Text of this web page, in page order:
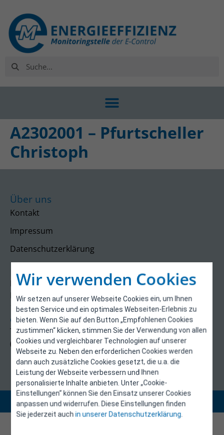
Wir verwenden Cookies
Wir setzen auf unserer Webseite Cookies ein, um Ihnen
besten Service und ein optimales Webseiten-Erlebnis zu
bieten. Wenn Sie auf den Button „Empfohlenen Cookies
zustimmen“ klicken, stimmen Sie der Verwendung von allen
Cookies und vergleichbarer Technologien auf unserer
Webseite zu. Neben den erforderlichen Cookies werden
dann auch zusätzliche Cookies gesetzt, die u.a. die
Leistung der Webseite verbessern und Ihnen
personalisierte Inhalte anbieten. Unter „Cookie-
Einstellungen“ können Sie den Einsatz unserer Cookies
anpassen und widerrufen. Diese Einstellungen finden
Sie jederzeit auchin unserer Datenschutzerklärung.
A2302001 – Pfurtscheller
Christoph
Über uns
Kontakt
Impressum
Datenschutzerklärung
Kontakt
E-Control
Rudolfsplatz 13a
1010 Wien
energieeffizienz@e-control.at
Tel +43 1 5324724
(Mo, Mi-Fr 09:30-12:30 Uhr)
Copyright 2026 © E-Control